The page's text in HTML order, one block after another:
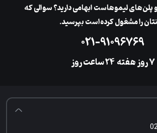
لیمو‌هاست ابهامی دارید؟ سوالی که
را مشغول کرده‌است بپرسید.
۰۲۱-۹۱۰۹۶۷۶۹
۷ روز هفته ‌۲۴ ساعت روز